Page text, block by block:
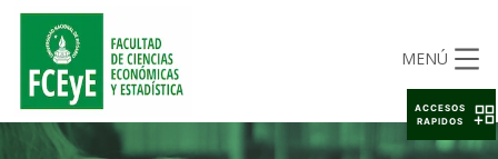
MENÚ
ACCESOS
RAPIDOS